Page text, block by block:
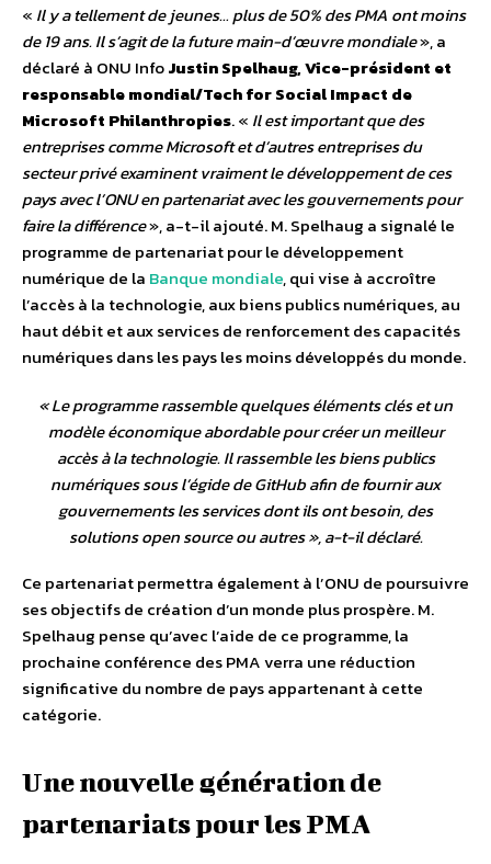
« Il y a tellement de jeunes… plus de 50% des PMA ont moins
de 19 ans. Il s’agit de la future main-d’œuvre mondiale», a
déclaré à ONU InfoJustin Spelhaug, Vice-président et
responsable mondial/Tech for Social Impact de
Microsoft Philanthropies. « Il est important que des
entreprises comme Microsoft et d’autres entreprises du
secteur privé examinent vraiment le développement de ces
pays avec l’ONU en partenariat avec les gouvernements pour
faire la différence», a-t-il ajouté.M. Spelhaug a signalé le
programme de partenariat pour le développement
numérique de la Banque mondiale, qui vise à accroître
l’accès à la technologie, aux biens publics numériques, au
haut débit et aux services de renforcement des capacités
numériques dans les pays les moins développés du monde.
«Le programme rassemble quelques éléments clés et un
modèle économique abordable pour créer un meilleur
accès à la technologie. Il rassemble les biens publics
numériques sous l’égide de GitHub afin de fournir aux
gouvernements les services dont ils ont besoin, des
solutions open source ou autres», a-t-il déclaré.
Ce partenariat permettra également à l’ONU de poursuivre
ses objectifs de création d’un monde plus prospère. M.
Spelhaug pense qu’avec l’aide de ce programme, la
prochaine conférence des PMA verra une réduction
significative du nombre de pays appartenant à cette
catégorie.
Une nouvelle génération de
partenariats pour les PMA